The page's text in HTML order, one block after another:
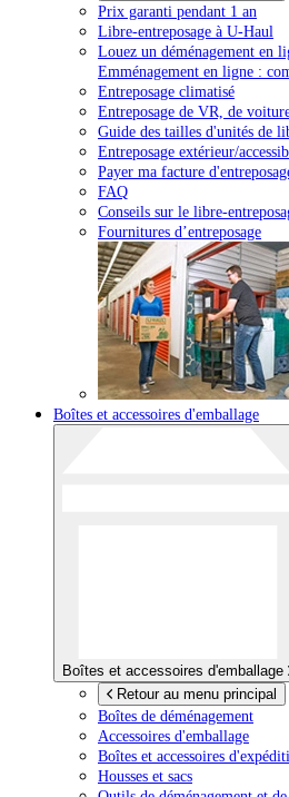
Prix garanti pendant 1 an
Libre-entreposage à U-Haul
Louez un déménagement en
Emménagement en ligne :
Entreposage climatisé
Entreposage de VR, de
Guide des tailles d'unités de
Entreposage extérieur/
Payer ma facture
FAQ
Conseils sur le libre-
Fournitures d’entreposage
Boîtes et accessoires d'emballage
Boîtes et accessoires d'emballage
Retour au menu principal
Boîtes de déménagement
Accessoires d'emballage
Boîtes et accessoires
Housses et sacs